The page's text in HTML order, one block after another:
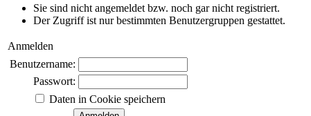
Sie sind nicht angemeldet bzw. noch gar nicht registriert.
Der Zugriff ist nur bestimmten Benutzergruppen gestattet.
Anmelden
Benutzername:
Passwort:
Daten in Cookie speichern